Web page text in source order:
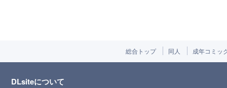
総合トップ 同人 成年コミッ
DLsiteについて